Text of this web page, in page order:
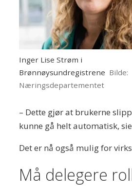
Inger Lise Strøm i
Brønnøysundregistrene
Næringsdepartementet
– Dette gjør at brukerne
kunne gå helt automatisk,
Det er nå også mulig for
Må delegere